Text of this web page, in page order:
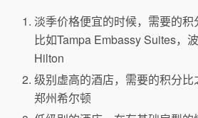
淡季价格便宜的时候，需要的积
比如Tampa Embassy Suites，
Hilton
级别虚高的酒店，需要的积分比
郑州希尔顿